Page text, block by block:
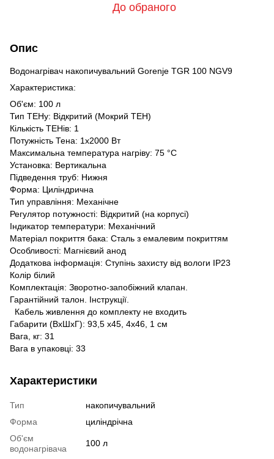
До обраного
Опис
Водонагрівач накопичувальний Gorenje TGR 100 NGV9
Характеристика:
Об'єм: 100 л
Тип ТЕНу: Відкритий (Мокрий ТЕН)
Кількість ТЕНів: 1
Потужність Тена: 1х2000 Вт
Максимальна температура нагріву: 75 °C
Установка: Вертикальна
Підведення труб: Нижня
Форма: Циліндрична
Тип управління: Механічне
Регулятор потужності: Відкритий (на корпусі)
Індикатор температури: Механічний
Матеріал покриття бака: Сталь з емалевим покриттям
Особливості: Магнієвий анод
Додаткова інформація: Ступінь захисту від вологи IP23
Колір білий
Комплектація: Зворотно-запобіжний клапан.
Гарантійний талон. Інструкції.
Кабель живлення до комплекту не входить
Габарити (ВхШхГ): 93,5 х45, 4х46, 1 см
Вага, кг: 31
Вага в упаковці: 33
Характеристики
Тип
накопичувальний
Форма
циліндрічна
Об'єм
водонагрівача
100 л